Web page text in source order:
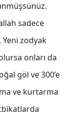
sadece
Yeni zodyak
onları da
göl ve 300’e
ve kurtarma